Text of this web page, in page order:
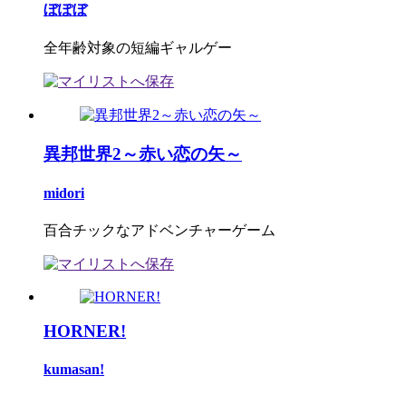
ぼぽぼ
全年齢対象の短編ギャルゲー
異邦世界2～赤い恋の矢～
midori
百合チックなアドベンチャーゲーム
HORNER!
kumasan!